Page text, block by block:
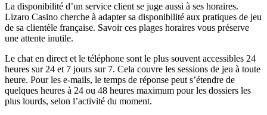
La disponibilité d’un service client se juge aussi à ses horaires.
Lizaro Casino cherche à adapter sa disponibilité aux pratiques de jeu
de sa clientèle française. Savoir ces plages horaires vous préserve
une attente inutile.
Le chat en direct et le téléphone sont le plus souvent accessibles 24
heures sur 24 et 7 jours sur 7. Cela couvre les sessions de jeu à toute
heure. Pour les e-mails, le temps de réponse peut s’étendre de
quelques heures à 24 ou 48 heures maximum pour les dossiers les
plus lourds, selon l’activité du moment.